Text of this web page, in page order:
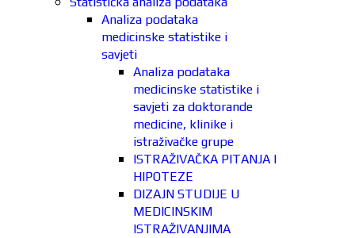
Analiza podataka
medicinske statistike i
savjeti
Analiza podataka
medicinske statistike i
savjeti za doktorande
medicine, klinike i
istraživačke grupe
ISTRAŽIVAČKA PITANJA I
HIPOTEZE
DIZAJN STUDIJE U
MEDICINSKIM
ISTRAŽIVANJIMA